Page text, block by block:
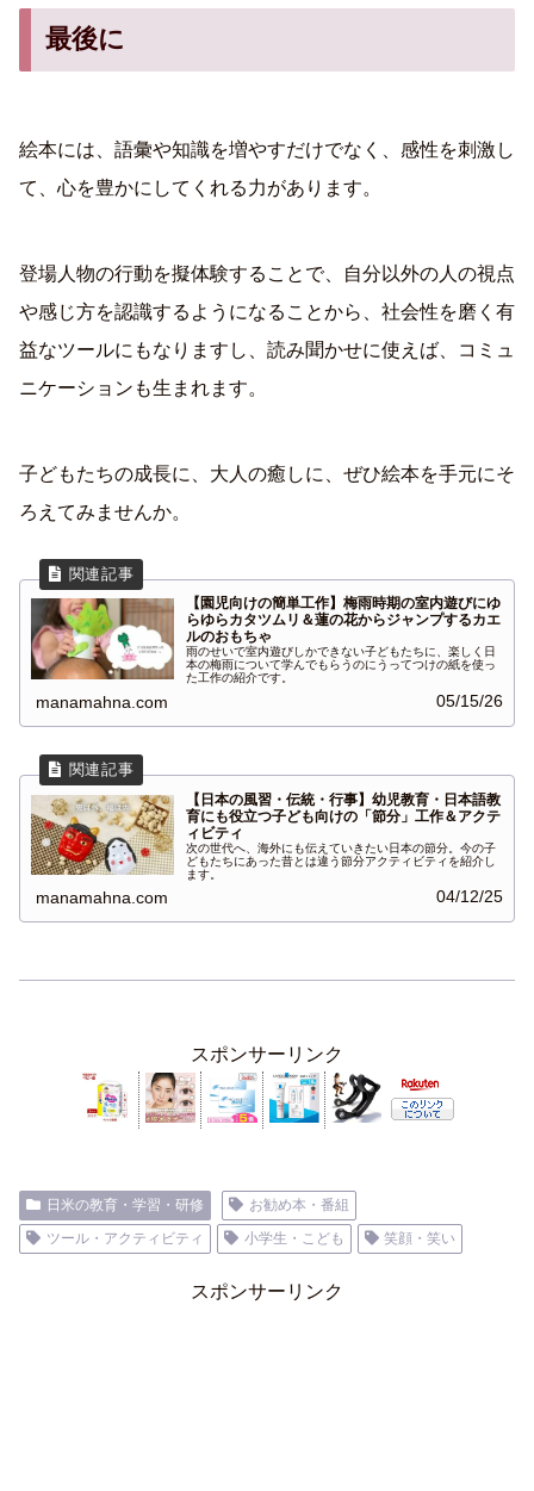
最後に
絵本には、語彙や知識を増やすだけでなく、感性を刺激し
て、心を豊かにしてくれる力があります。
登場人物の行動を擬体験することで、自分以外の人の視点
や感じ方を認識するようになることから、社会性を磨く有
益なツールにもなりますし、読み聞かせに使えば、コミュ
ニケーションも生まれます。
子どもたちの成長に、大人の癒しに、ぜひ絵本を手元にそ
ろえてみませんか。
【園児向けの簡単工作】梅雨時期の室内遊びにゆ
らゆらカタツムリ＆蓮の花からジャンプするカエ
ルのおもちゃ
雨のせいで室内遊びしかできない子どもたちに、楽しく日
本の梅雨について学んでもらうのにうってつけの紙を使っ
た工作の紹介です。
manamahna.com 05/15/26
【日本の風習・伝統・行事】幼児教育・日本語教
育にも役立つ子ども向けの「節分」工作＆アクテ
ィビティ
次の世代へ、海外にも伝えていきたい日本の節分。今の子
どもたちにあった昔とは違う節分アクティビティを紹介し
ます。
manamahna.com 04/12/25
スポンサーリンク
日米の教育・学習・研修
お勧め本・番組
ツール・アクティビティ
小学生・こども 笑顔・笑い
スポンサーリンク